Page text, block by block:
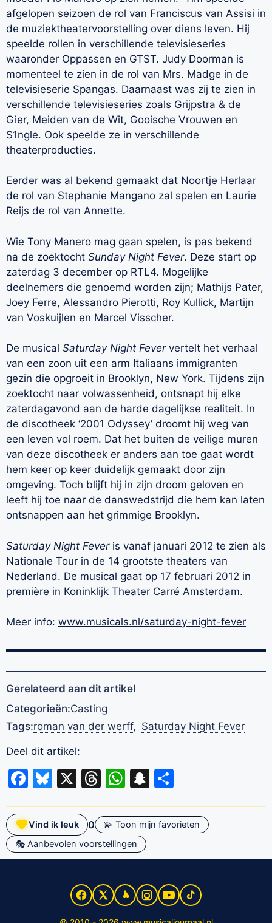
afgelopen seizoen de rol van Franciscus van Assisi in
de muziektheatervoorstelling over diens leven. Hij
speelde rollen in verschillende televisieseries
waaronder Oppassen en GTST. Judy Doorman is
momenteel te zien in de rol van Mrs. Madge in de
televisieserie Spangas. Daarnaast was zij te zien in
verschillende televisieseries zoals Grijpstra & de
Gier, Meiden van de Wit, Gooische Vrouwen en
S1ngle. Ook speelde ze in verschillende
theaterproducties.
Eerder was al bekend gemaakt dat Noortje Herlaar
de rol van Stephanie Mangano zal spelen en Laurie
Reijs de rol van Annette.
Wie Tony Manero mag gaan spelen, is pas bekend
na de zoektocht Sunday Night Fever. Deze start op
zaterdag 3 december op RTL4. Mogelijke
deelnemers die genoemd worden zijn; Mathijs Pater,
Joey Ferre, Alessandro Pierotti, Roy Kullick, Martijn
van Voskuijlen en Marcel Visscher.
De musical Saturday Night Fever vertelt het verhaal
van een zoon uit een arm Italiaans immigranten
gezin die opgroeit in Brooklyn, New York. Tijdens zijn
zoektocht naar volwassenheid, ontsnapt hij elke
zaterdagavond aan de harde dagelijkse realiteit. In
de discotheek ‘2001 Odyssey’ droomt hij weg van
een leven vol roem. Dat het buiten de veilige muren
van deze discotheek er anders aan toe gaat wordt
hem keer op keer duidelijk gemaakt door zijn
omgeving. Toch blijft hij in zijn droom geloven en
leeft hij toe naar de danswedstrijd die hem kan laten
ontsnappen aan het grimmige Brooklyn.
Saturday Night Feveris vanaf januari 2012 te zien als
Nationale Tour in de 14 grootste theaters van
Nederland. De musical gaat op 17 februari 2012 in
première in Koninklijk Theater Carré Amsterdam.
Meer info: www.musicals.nl/saturday-night-fever
Gerelateerd aan dit artikel
Categorieën:Casting
Tags:roman van der werff, Saturday Night Fever
Deel dit artikel:
Facebook
Bluesky
X Threads
WhatsApp
Snapchat
Vind ik leuk 0
💫 Toon mijn favorieten
🎭 Aanbevolen voorstellingen